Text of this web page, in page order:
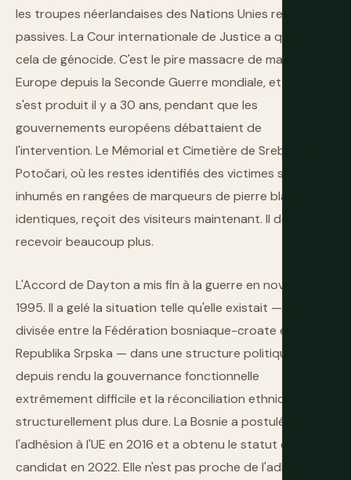
les troupes néerlandaises des Nations Unies restaient
passives. La Cour internationale de Justice a qualifié
cela de génocide. C'est le pire massacre de masse en
Europe depuis la Seconde Guerre mondiale, et cela
s'est produit il y a 30 ans, pendant que les
gouvernements européens débattaient de
l'intervention. Le Mémorial et Cimetière de Srebrenica-
Potočari, où les restes identifiés des victimes sont
inhumés en rangées de marqueurs de pierre blanche
identiques, reçoit des visiteurs maintenant. Il devrait en
recevoir beaucoup plus.
L'Accord de Dayton a mis fin à la guerre en novembre
1995. Il a gelé la situation telle qu'elle existait — la Bosnie
divisée entre la Fédération bosniaque-croate et la
Republika Srpska — dans une structure politique qui a
depuis rendu la gouvernance fonctionnelle
extrêmement difficile et la réconciliation ethnique
structurellement plus dure. La Bosnie a postulé pour
l'adhésion à l'UE en 2016 et a obtenu le statut de
candidat en 2022. Elle n'est pas proche de l'adhésion.